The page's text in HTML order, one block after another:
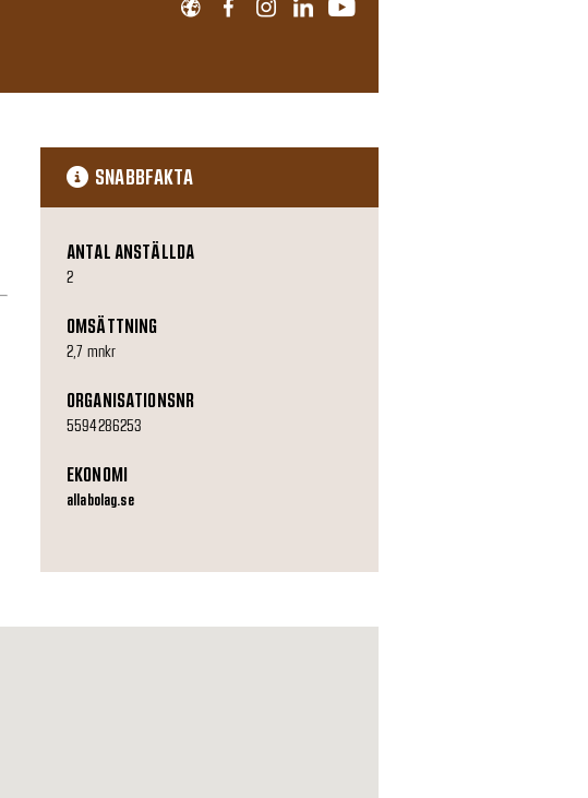
SNABBFAKTA
ANTAL ANSTÄLLDA
2
OMSÄTTNING
2,7 mnkr
ORGANISATIONSNR
5594286253
EKONOMI
allabolag.se